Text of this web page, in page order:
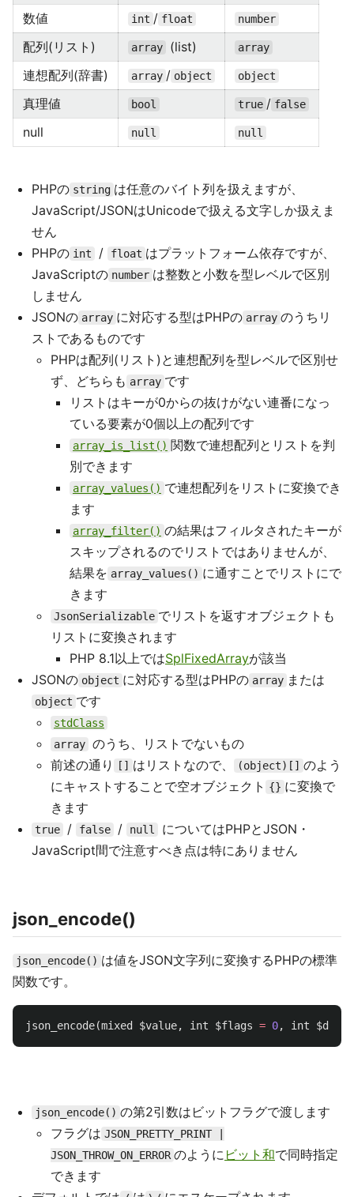
数値 int / float number
配列(リスト) array (list) array
連想配列(辞書) array / object object
真理値 bool true / false
null null null
PHPの string は任意のバイト列を扱えますが、
JavaScript/JSONはUnicodeで扱える文字しか扱えま
せん
PHPの int / float はプラットフォーム依存ですが、
JavaScriptの number は整数と小数を型レベルで区別
しません
JSONの array に対応する型はPHPの array のうちリ
ストであるものです
PHPは配列(リスト)と連想配列を型レベルで区別せ
ず、どちらも array です
リストはキーが0からの抜けがない連番になっ
ている要素が0個以上の配列です
array_is_list() 関数で連想配列とリストを判
別できます
array_values() で連想配列をリストに変換でき
ます
array_filter() の結果はフィルタされたキーが
スキップされるのでリストではありませんが、
結果を array_values() に通すことでリストにで
きます
JsonSerializable でリストを返すオブジェクトも
リストに変換されます
PHP 8.1以上ではSplFixedArrayが該当
JSONの object に対応する型はPHPの array または
object です
stdClass
array のうち、リストでないもの
前述の通り
[] はリストなので、 (object)[] のよう
にキャストすることで空オブジェクト {} に変換で
きます
true / false / null
についてはPHPとJSON・
JavaScript間で注意すべき点は特にありません
json_encode()
json_encode() は値をJSON文字列に変換するPHPの標準
関数です。
json_encode(mixed $value, int $flags = 0, int $depth
json_encode() の第2引数はビットフラグで渡します
フラグは JSON_PRETTY_PRINT |
JSON_THROW_ON_ERROR のように ビット和で同時指定
できます